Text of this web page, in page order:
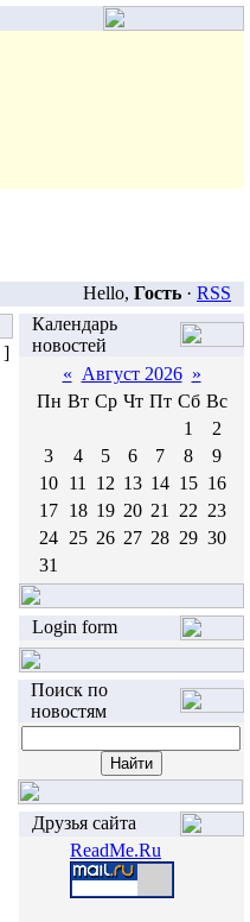
Hello, Гость · RSS
]
Календарь
новостей
« Август 2026 »
Пн Вт Ср Чт Пт Сб Вс
1
2
3
4 5 6 7 8
9
10 11 12 13 14 15 16
17 18 19 20 21 22 23
24 25 26 27 28 29 30
31
Login form
Поиск по
новостям
Друзья сайта
ReadMe.Ru